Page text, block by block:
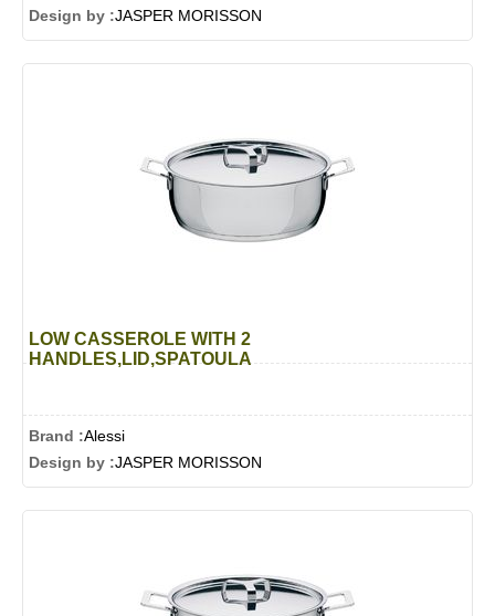
Design by :JASPER MORISSON
LOW CASSEROLE WITH 2
HANDLES,LID,SPATOULA
Brand :Alessi
Design by :JASPER MORISSON